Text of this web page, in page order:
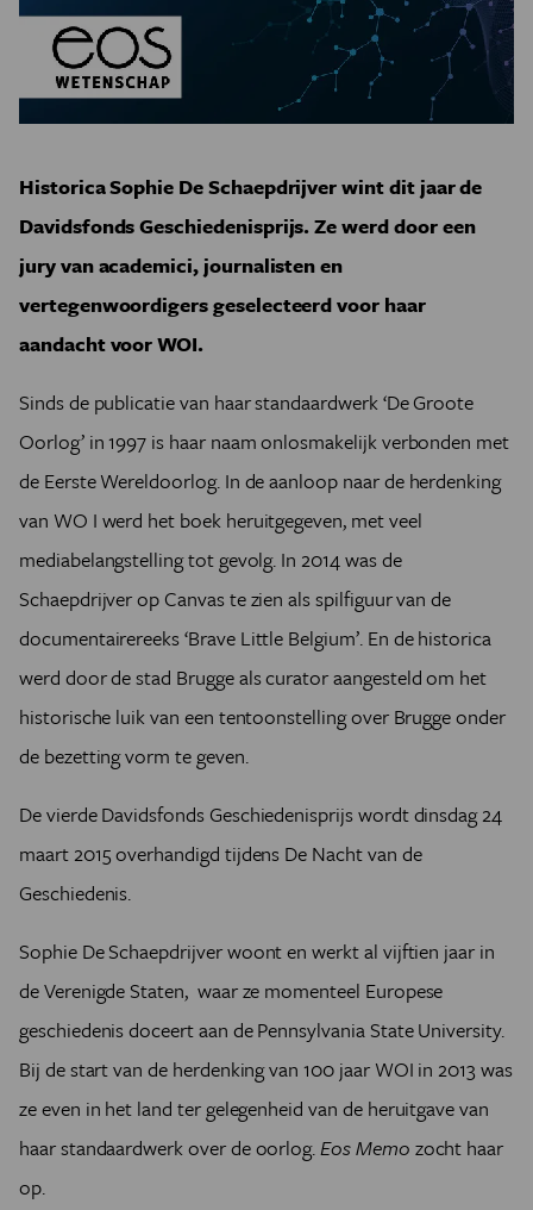
Historica Sophie De Schaepdrijver wint dit jaar de
Davidsfonds Geschiedenisprijs. Ze werd door een
jury van academici, journalisten en
vertegenwoordigers geselecteerd voor haar
aandacht voor WOI.
Sinds de publicatie van haar standaardwerk ‘De Groote
Oorlog’ in 1997 is haar naam onlosmakelijk verbonden met
de Eerste Wereldoorlog. In de aanloop naar de herdenking
van WO I werd het boek heruitgegeven, met veel
mediabelangstelling tot gevolg. In 2014 was de
Schaepdrijver op Canvas te zien als spilfiguur van de
documentairereeks ‘Brave Little Belgium’. En de historica
werd door de stad Brugge als curator aangesteld om het
historische luik van een tentoonstelling over Brugge onder
de bezetting vorm te geven.
De vierde Davidsfonds Geschiedenisprijs wordt dinsdag 24
maart 2015 overhandigd tijdens De Nacht van de
Geschiedenis.
Sophie De Schaepdrijver woont en werkt al vijftien jaar in
de Verenigde Staten, waar ze momenteel Europese
geschiedenis doceert aan de Pennsylvania State University.
Bij de start van de herdenking van 100 jaar WOI in 2013 was
ze even in het land ter gelegenheid van de heruitgave van
haar standaardwerk over de oorlog.Eos Memo zocht haar
op.